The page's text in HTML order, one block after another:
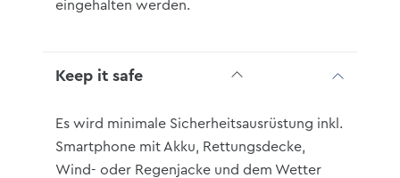
eingehalten werden.
Keep it safe
Es wird minimale Sicherheitsausrüstung inkl.
Smartphone mit Akku, Rettungsdecke,
Wind- oder Regenjacke und dem Wetter